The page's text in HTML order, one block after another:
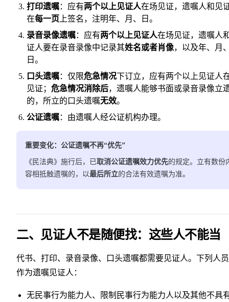
打印遗嘱：应有两个以上见证人在场见证，遗嘱人和见
在每一页 上签名，注明年、月、日。
录音录像遗嘱：应有两个以上见证人在场见证，遗嘱人
证人要在录音录像中记录其姓名或者肖像，以及年、月
日。
口头遗嘱：仅限危急情况下订立，应有两个以上见证人
见证； 危急情况消除后，遗嘱人能够书面或录音录像立
的，所立的口头遗嘱无效。
公证遗嘱：由遗嘱人经公证机构办理。
重要变化：公证遗嘱不再“优先”
《民法典》施行后，已取消公证遗嘱效力优先的规定。立有数份
容相抵触遗嘱的，以最后所立的合法有效遗嘱为准。
二、见证人不是随便找：这些人不能当
代书、打印、录音录像、口头遗嘱都需要见证人。下列人员
作为遗嘱见证人：
无民事行为能力人、限制民事行为能力人以及其他不具